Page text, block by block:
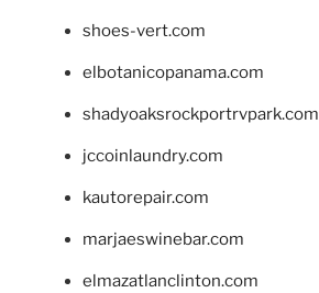
shoes-vert.com
elbotanicopanama.com
shadyoaksrockportrvpark.com
jccoinlaundry.com
kautorepair.com
marjaeswinebar.com
elmazatlanclinton.com